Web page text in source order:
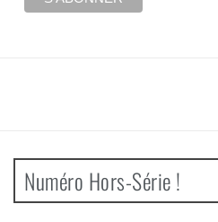
Numéro Hors-Série !